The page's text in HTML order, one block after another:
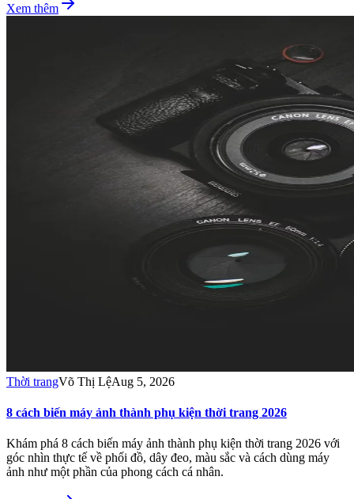
Xem thêm
Thời trangVõ Thị LệAug 5, 2026
8 cách biến máy ảnh thành phụ kiện thời trang 2026
Khám phá 8 cách biến máy ảnh thành phụ kiện thời trang 2026 với
góc nhìn thực tế về phối đồ, dây đeo, màu sắc và cách dùng máy
ảnh như một phần của phong cách cá nhân.